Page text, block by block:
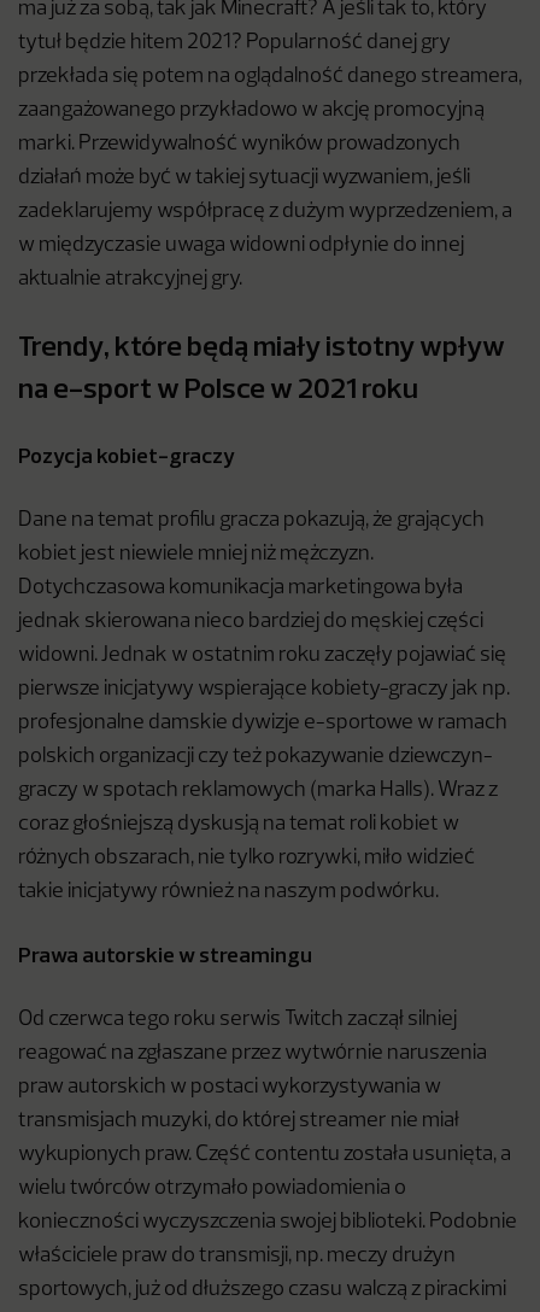
ma już za sobą, tak jak Minecraft? A jeśli tak to, który
tytuł będzie hitem 2021? Popularność danej gry
przekłada się potem na oglądalność danego streamera,
zaangażowanego przykładowo w akcję promocyjną
marki. Przewidywalność wyników prowadzonych
działań może być w takiej sytuacji wyzwaniem, jeśli
zadeklarujemy współpracę z dużym wyprzedzeniem, a
w międzyczasie uwaga widowni odpłynie do innej
aktualnie atrakcyjnej gry.
Trendy, które będą miały istotny wpływ
na e-sport w Polsce w 2021 roku
Pozycja kobiet-graczy
Dane na temat profilu gracza pokazują, że grających
kobiet jest niewiele mniej niż mężczyzn.
Dotychczasowa komunikacja marketingowa była
jednak skierowana nieco bardziej do męskiej części
widowni. Jednak w ostatnim roku zaczęły pojawiać się
pierwsze inicjatywy wspierające kobiety-graczy jak np.
profesjonalne damskie dywizje e-sportowe w ramach
polskich organizacji czy też pokazywanie dziewczyn-
graczy w spotach reklamowych (marka Halls). Wraz z
coraz głośniejszą dyskusją na temat roli kobiet w
różnych obszarach, nie tylko rozrywki, miło widzieć
takie inicjatywy również na naszym podwórku.
Prawa autorskie w streamingu
Od czerwca tego roku serwis Twitch zaczął silniej
reagować na zgłaszane przez wytwórnie naruszenia
praw autorskich w postaci wykorzystywania w
transmisjach muzyki, do której streamer nie miał
wykupionych praw. Część contentu została usunięta, a
wielu twórców otrzymało powiadomienia o
konieczności wyczyszczenia swojej biblioteki. Podobnie
właściciele praw do transmisji, np. meczy drużyn
sportowych, już od dłuższego czasu walczą z pirackimi